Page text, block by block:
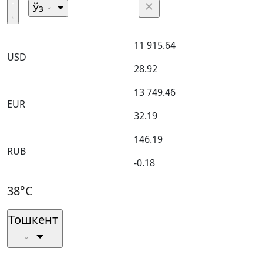
Ўз
USD
11 915.64
28.92
EUR
13 749.46
32.19
RUB
146.19
-0.18
38°C
Тошкент